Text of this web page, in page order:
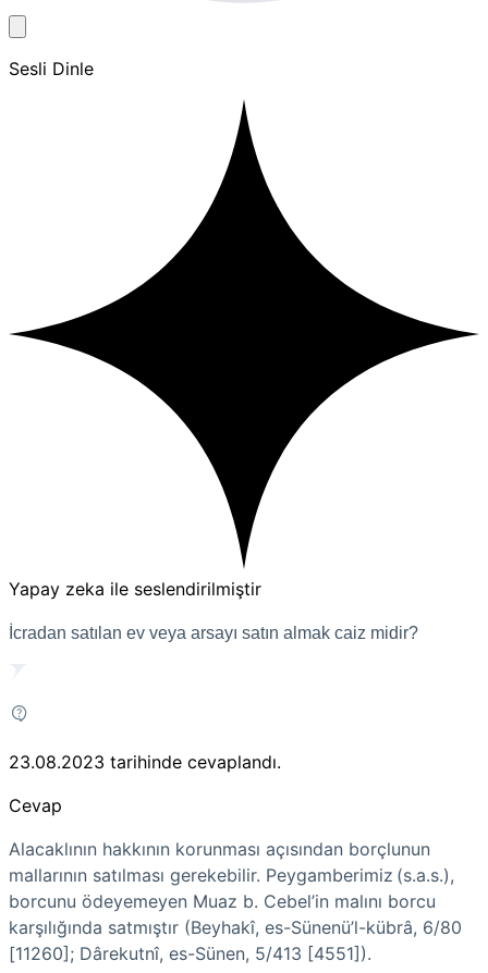
Sesli Dinle
Yapay zeka ile seslendirilmiştir
İcradan satılan ev veya arsayı satın almak caiz midir?
23.08.2023 tarihinde cevaplandı.
Cevap
Alacaklının hakkının korunması açısından borçlunun
mallarının satılması gerekebilir. Peygamberimiz (s.a.s.),
borcunu ödeyemeyen Muaz b. Cebel’in malını borcu
karşılığında satmıştır (Beyhakî, es-Sünenü’l-kübrâ, 6/80
[11260]; Dârekutnî, es-Sünen, 5/413 [4551]).